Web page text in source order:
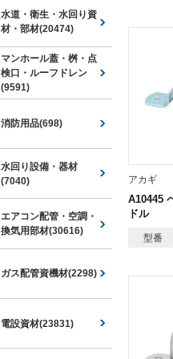
アカギ
A10445
ドル
型番
水道・衛生・水回り資
材・部材(20474)
マンホール蓋・桝・点
検口・ルーフドレン
(9591)
消防用品(698)
水回り設備・器材
(7040)
エアコン配管・空調・
換気用部材(30616)
ガス配管資機材(2298)
電設資材(23831)